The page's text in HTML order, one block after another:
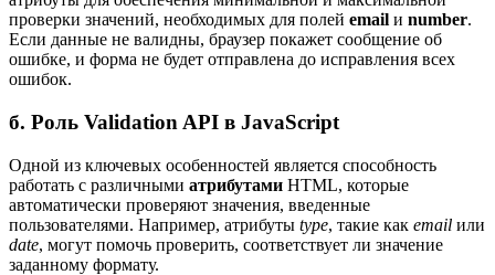
проверки значений, необходимых для полей email и number.
Если данные не валидны, браузер покажет сообщение об
ошибке, и форма не будет отправлена до исправления всех
ошибок.
б. Роль Validation API в JavaScript
Одной из ключевых особенностей является способность
работать с различными атрибутами HTML, которые
автоматически проверяют значения, введенные
пользователями. Например, атрибуты type, такие как email или
date, могут помочь проверить, соответствует ли значение
заданному формату.